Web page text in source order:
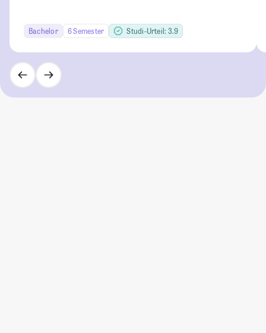
Bachelor 6 Semester Studi-Urteil: 3.9